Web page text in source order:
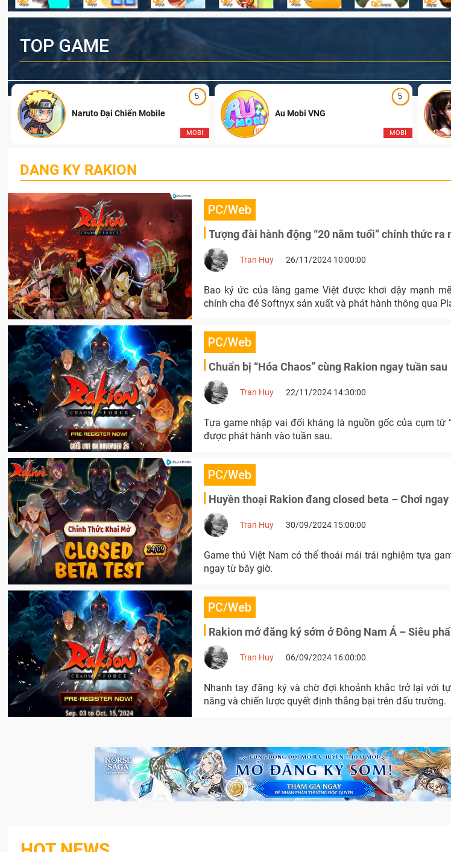
TOP GAME
5
MOBI
Naruto Đại Chiến Mobile
5
MOBI
Au Mobi VNG
DANG KY RAKION
PC/Web
Tượng đài hành động “20 năm tuổi” chính thức ra
Tran Huy 26/11/2024 10:00:00
Bao ký ức của làng game Việt được khơi dậy mạnh
chính cha đẻ Softnyx sản xuất và phát hành thông qua
PC/Web
Chuẩn bị “Hóa Chaos” cùng Rakion ngay tuần sau
Tran Huy 22/11/2024 14:30:00
Tựa game nhập vai đối kháng là nguồn gốc của cụm từ
được phát hành vào tuần sau.
PC/Web
Huyền thoại Rakion đang closed beta – Chơi ngay
Tran Huy 30/09/2024 15:00:00
Game thủ Việt Nam có thể thoải mái trải nghiệm tựa
ngay từ bây giờ.
PC/Web
Rakion mở đăng ký sớm ở Đông Nam Á – Siêu
Tran Huy 06/09/2024 16:00:00
Nhanh tay đăng ký và chờ đợi khoảnh khắc trở lại với
năng và chiến lược quyết định thắng bại trên đấu trường.